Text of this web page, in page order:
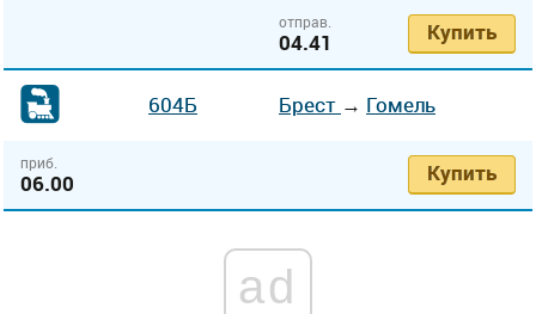
отправ.
04.41 Купить
604Б Брест → Гомель
приб.
06.00 Купить
ad